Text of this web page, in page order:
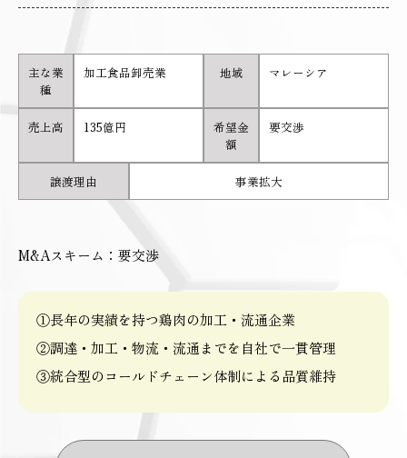
主な業
種
加工食品卸売業 地域 マレーシア
売上高 135億円
希望金
額
要交渉
譲渡理由 事業拡大
M&Aスキーム：要交渉
①長年の実績を持つ鶏肉の加工・流通企業
②調達・加工・物流・流通までを自社で一貫管理
③統合型のコールドチェーン体制による品質維持